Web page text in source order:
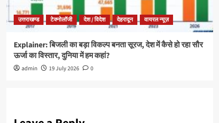
उत्तराखण्ड टेक्नोलॉजी देश / विदेश देहरादून वायरल न्यूज़
Explainer: बिजली का बड़ा विकल्प बनता सूरज, देश में कैसे हो रहा सौर
ऊर्जा का विस्तार, दुनिया में हम कहां?
admin 19 July 2026 0